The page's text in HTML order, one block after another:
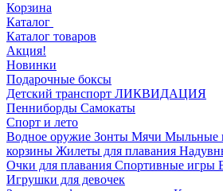
Корзина
Каталог
Каталог товаров
Акция!
Новинки
Подарочные боксы
Детский транспорт ЛИКВИДАЦИЯ
Пенниборды Самокаты
Спорт и лето
Водное оружие Зонты Мячи Мыльные
корзины Жилеты для плавания
Очки для плавания Спортивные игры
Игрушки для девочек